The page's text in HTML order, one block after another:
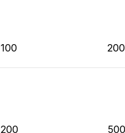
100 200
200
500